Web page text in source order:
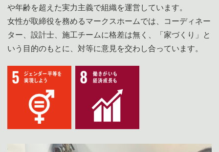
や年齢を超えた実力主義で組織を運営しています。
女性が取締役を務めるマークスホームでは、コーディネー
ター、設計士、施工チームに格差は無く、「家づくり」と
いう目的のもとに、対等に意見を交わし合っています。